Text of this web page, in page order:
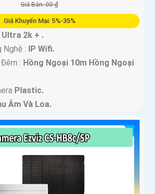
Giá Bán: 00 ₫
Giá Khuyến Mại: 5%-35%
Ultra 2k + .
Nghệ : IP Wifi.
: Hồng Ngoại 10m Hồng Ngoại
Plastic.
Âm Và Loa.